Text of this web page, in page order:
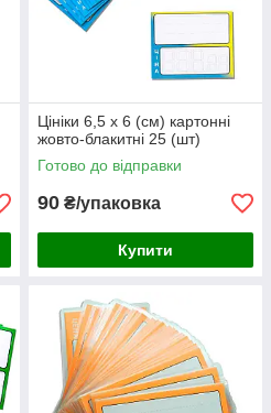
Цініки 6,5 х 6 (см) картонні
жовто-блакитні 25 (шт)
Готово до відправки
90 ₴/упаковка
Купити